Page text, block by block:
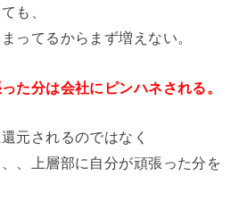
も、
ってるからまず増えない。
た分は会社にピンハネされる。
元されるのではなく
、上層部に自分が頑張った分を